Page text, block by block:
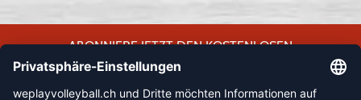
ABONNIERE JETZT DEN KOSTENLOSEN
WEPLAYVOLLEYBALL-NEWSLETTER UND VERPASSE KEINE